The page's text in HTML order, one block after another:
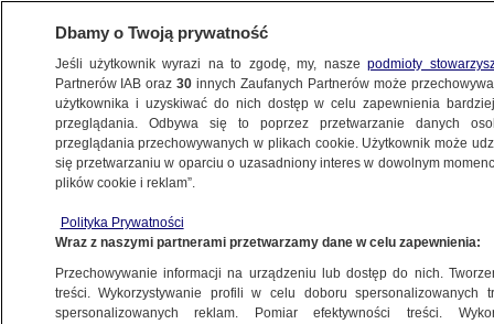
BIZNES
ZE ŚWIATA
najwięcej bogaczy
19.12.2022, 20:54
Dbamy o Twoją prywatność
Jeśli użytkownik wyrazi na to zgodę, my, naszepodmioty
Partnerów IAB oraz30 innych Zaufanych Partnerów może
użytkownika i uzyskiwać do nich dostęp w celu zapewnienia
przeglądania. Odbywa się to poprzez przetwarzanie danych
przeglądania przechowywanych w plikach cookie. Użytkownik może
się przetwarzaniu w oparciu o uzasadniony interes w dowolnym
plików cookie i reklam”.
Polityka Prywatności
Wraz z naszymi partnerami przetwarzamy dane w celu zapewnienia:
Przechowywanie informacji na urządzeniu lub dostęp do nich.
treści. Wykorzystywanie profili w celu doboru spersonalizowanych
spersonalizowanych reklam. Pomiar efektywności treści.